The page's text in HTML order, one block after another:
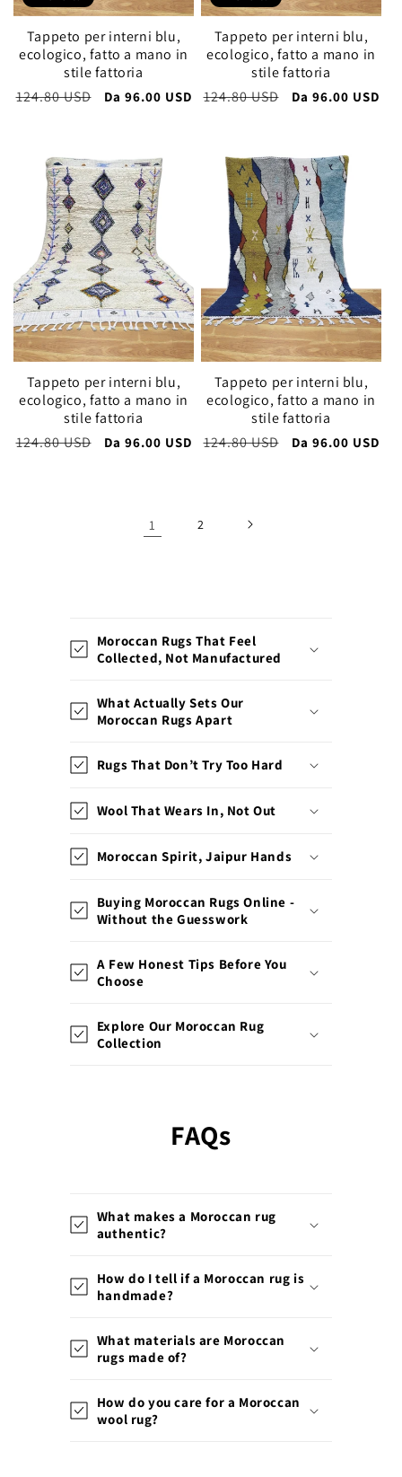
Tappeto per interni blu,
ecologico, fatto a mano in
stile fattoria
Prezzo
124.80 USD
Prezzo
Da 96.00 USD
Tappeto per interni blu,
ecologico, fatto a mano in
stile fattoria
Prezzo
124.80 USD
Prezzo
Da 96.00 USD
Tappeto per interni blu,
ecologico, fatto a mano in
stile fattoria
Prezzo
124.80 USD
Prezzo
Da 96.00 USD
Tappeto per interni blu,
ecologico, fatto a mano in
stile fattoria
Prezzo
124.80 USD
Prezzo
Da 96.00 USD
1 2
n
e
n
t
c
m
r
i
i
l
Moroccan Rugs That Feel
Collected, Not Manufactured
What Actually Sets Our
Moroccan Rugs Apart
Rugs That Don’t Try Too Hard
Wool That Wears In, Not Out
Moroccan Spirit, Jaipur Hands
Buying Moroccan Rugs Online -
Without the Guesswork
A Few Honest Tips Before You
Choose
Explore Our Moroccan Rug
Collection
FAQs
What makes a Moroccan rug
authentic?
How do I tell if a Moroccan rug is
handmade?
What materials are Moroccan
rugs made of?
How do you care for a Moroccan
wool rug?